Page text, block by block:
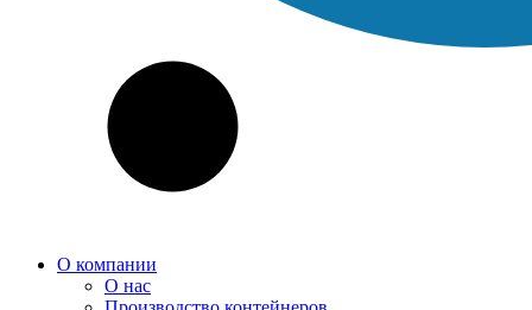
О компании
О нас